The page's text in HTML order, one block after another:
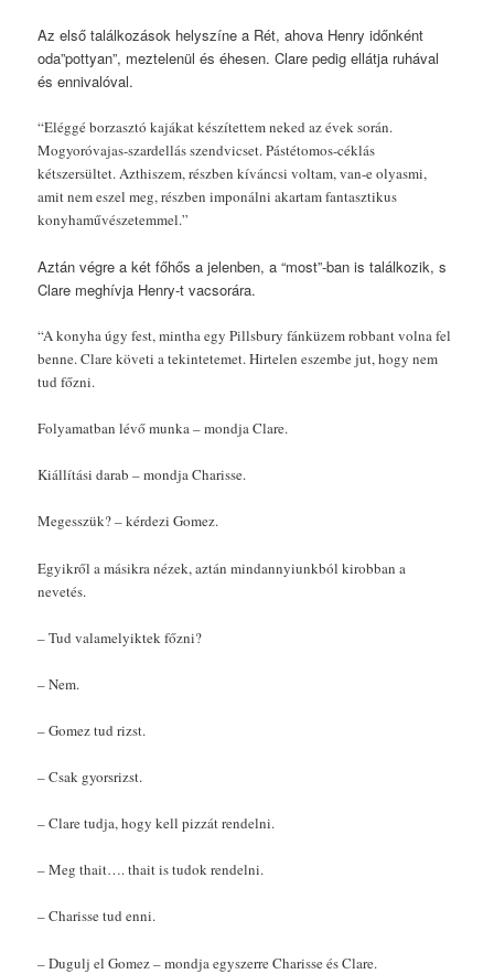
Az első találkozások helyszíne a Rét, ahova Henry időnként
oda”pottyan”, meztelenül és éhesen. Clare pedig ellátja ruhával
és ennivalóval.
“Eléggé borzasztó kajákat készítettem neked az évek során.
Mogyoróvajas-szardellás szendvicset. Pástétomos-céklás
kétszersültet. Azthiszem, részben kíváncsi voltam, van-e olyasmi,
amit nem eszel meg, részben imponálni akartam fantasztikus
konyhaművészetemmel.”
Aztán végre a két főhős a jelenben, a “most”-ban is találkozik, s
Clare meghívja Henry-t vacsorára.
“A konyha úgy fest, mintha egy Pillsbury fánküzem robbant volna fel
benne. Clare követi a tekintetemet. Hirtelen eszembe jut, hogy nem
tud főzni.
Folyamatban lévő munka – mondja Clare.
Kiállítási darab – mondja Charisse.
Megesszük? – kérdezi Gomez.
Egyikről a másikra nézek, aztán mindannyiunkból kirobban a
nevetés.
– Tud valamelyiktek főzni?
– Nem.
– Gomez tud rizst.
– Csak gyorsrizst.
– Clare tudja, hogy kell pizzát rendelni.
– Meg thait…. thait is tudok rendelni.
– Charisse tud enni.
– Dugulj el Gomez – mondja egyszerre Charisse és Clare.